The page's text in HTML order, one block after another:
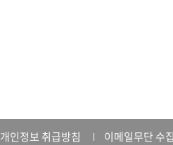
개인정보 취급방침 이메일무단 수